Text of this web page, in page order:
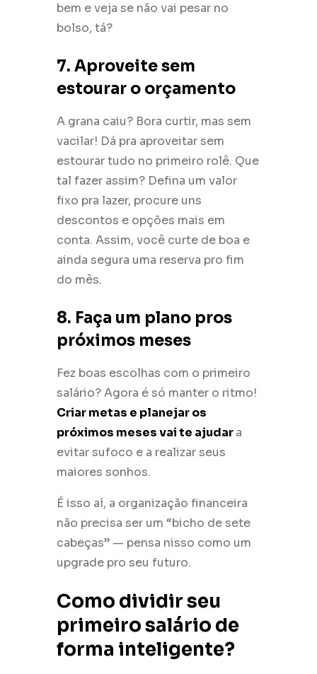
bem e veja se não vai pesar no
bolso, tá?
7. Aproveite sem
estourar o orçamento
A grana caiu? Bora curtir, mas sem
vacilar! Dá pra aproveitar sem
estourar tudo no primeiro rolê. Que
tal fazer assim? Defina um valor
fixo pra lazer, procure uns
descontos e opções mais em
conta. Assim, você curte de boa e
ainda segura uma reserva pro fim
do mês.
8. Faça um plano pros
próximos meses
Fez boas escolhas com o primeiro
salário? Agora é só manter o ritmo!
Criar metas e planejar os
próximos meses vai te ajudara
evitar sufoco e a realizar seus
maiores sonhos.
É isso aí, a organização financeira
não precisa ser um “bicho de sete
cabeças” — pensa nisso como um
upgrade pro seu futuro.
Como dividir seu
primeiro salário de
forma inteligente?